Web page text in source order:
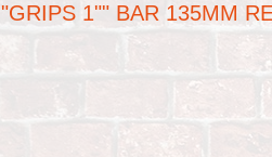
"GRIPS 1"" BAR 135MM